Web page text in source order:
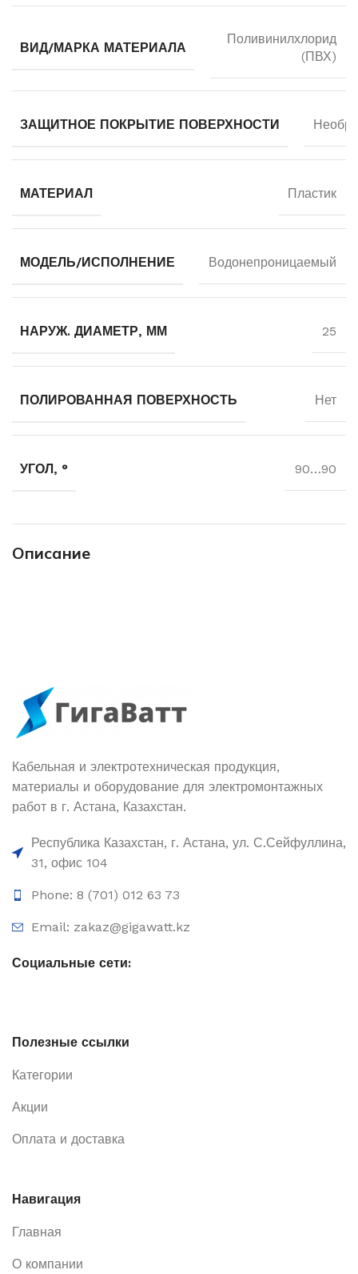
ВИД/МАРКА МАТЕРИАЛА
Поливинилхлорид
(ПВХ)
ЗАЩИТНОЕ ПОКРЫТИЕ ПОВЕРХНОСТИ
МАТЕРИАЛ Пластик
МОДЕЛЬ/ИСПОЛНЕНИЕ Водонепроницаемый
НАРУЖ. ДИАМЕТР, ММ 25
ПОЛИРОВАННАЯ ПОВЕРХНОСТЬ Нет
УГОЛ, ° 90…90
Описание
Кабельная и электротехническая продукция,
материалы и оборудование для электромонтажных
работ в г. Астана, Казахстан.
Республика Казахстан, г. Астана, ул. С.Сейфуллина,
31, офис 104
Phone: 8 (701) 012 63 73
Email: zakaz@gigawatt.kz
Социальные сети:
Полезные ссылки
Категории
Акции
Оплата и доставка
Навигация
Главная
О компании